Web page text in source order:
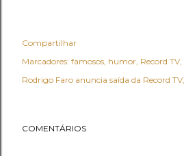
Compartilhar
Marcadores: famosos humor Record TV
Rodrigo Faro anuncia saída da Record TV
COMENTÁRIOS